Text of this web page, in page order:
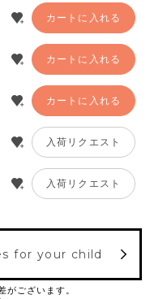
カートに入れる
カートに入れる
カートに入れる
入荷リクエスト
入荷リクエスト
for your child